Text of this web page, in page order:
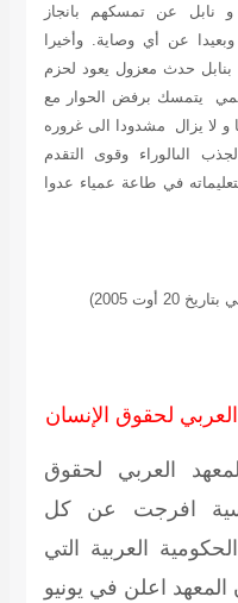
نابل عن تمسكهم بانجاز
عن أي وصاية. وأخيرا
حدث معزول يعود لحزم
يتمسك برفض الحوار مع
و لا يزال مشدودا الى غروره
الىالوراء وقوى التقدم
في طاعة عمياء عدوا
أوت 2005)
لحقوق الإنسان
العربي لحقوق
افرجت عن كل
العربية التي
اعلن في يونيو